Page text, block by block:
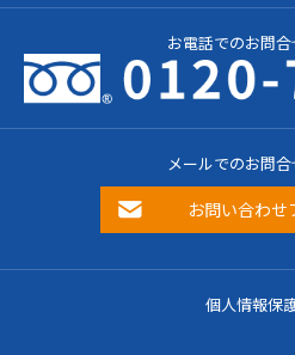
お電話でのお問
メールでのお問
お問い合わせ
個人情報保